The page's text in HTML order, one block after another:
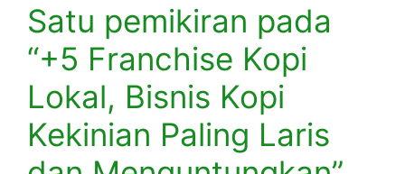
Satu pemikiran pada
“+5 Franchise Kopi
Lokal, Bisnis Kopi
Kekinian Paling Laris